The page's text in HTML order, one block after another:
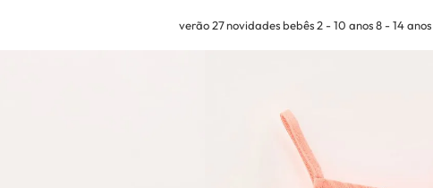
verão 27novidadesbebês2 - 10 anos8 - 14 anos